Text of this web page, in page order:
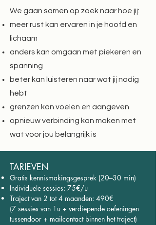
We gaan samen op zoek naar hoe jij:
meer rust kan ervaren in je hoofd en
lichaam
anders kan omgaan met piekeren en
spanning
beter kan luisteren naar wat jij nodig
hebt
grenzen kan voelen en aangeven
opnieuw verbinding kan maken met
wat voor jou belangrijk is
TARIEVEN
Gratis kennismakingsgesprek (20–30 min)
Individuele sessies: 75€/u
Traject van 2 tot 4 maanden: 490€
(7 sessies van 1u + verdiepende oefeningen
tussendoor + mailcontact binnen het traject)